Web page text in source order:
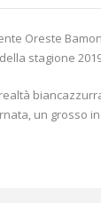
Oreste
stagione
un grosso